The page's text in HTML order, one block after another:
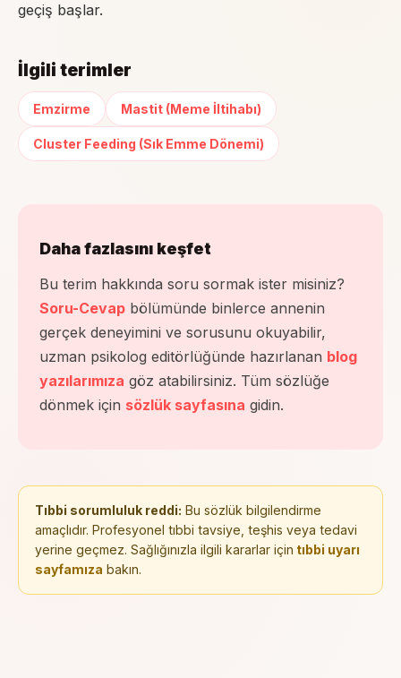
geçiş başlar.
İlgili terimler
Emzirme Mastit (Meme İltihabı)
Cluster Feeding (Sık Emme Dönemi)
Daha fazlasını keşfet
Bu terim hakkında soru sormak ister misiniz?
Soru-Cevap bölümünde binlerce annenin
gerçek deneyimini ve sorusunu okuyabilir,
uzman psikolog editörlüğünde hazırlanan blog
yazılarımıza göz atabilirsiniz. Tüm sözlüğe
dönmek için sözlük sayfasına gidin.
Tıbbi sorumluluk reddi: Bu sözlük bilgilendirme
amaçlıdır. Profesyonel tıbbi tavsiye, teşhis veya tedavi
yerine geçmez. Sağlığınızla ilgili kararlar için tıbbi uyarı
sayfamıza bakın.